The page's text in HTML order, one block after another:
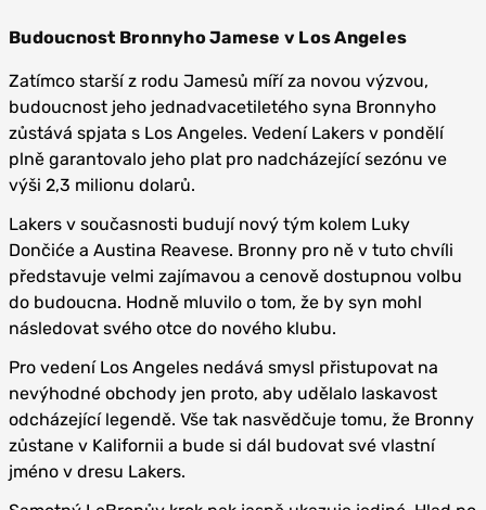
Budoucnost Bronnyho Jamese v Los Angeles
Zatímco starší z rodu Jamesů míří za novou výzvou,
budoucnost jeho jednadvacetiletého syna Bronnyho
zůstává spjata s Los Angeles. Vedení Lakers v pondělí
plně garantovalo jeho plat pro nadcházející sezónu ve
výši 2,3 milionu dolarů.
Lakers v současnosti budují nový tým kolem Luky
Dončiće a Austina Reavese. Bronny pro ně v tuto chvíli
představuje velmi zajímavou a cenově dostupnou volbu
do budoucna. Hodně mluvilo o tom, že by syn mohl
následovat svého otce do nového klubu.
Pro vedení Los Angeles nedává smysl přistupovat na
nevýhodné obchody jen proto, aby udělalo laskavost
odcházející legendě. Vše tak nasvědčuje tomu, že Bronny
zůstane v Kalifornii a bude si dál budovat své vlastní
jméno v dresu Lakers.